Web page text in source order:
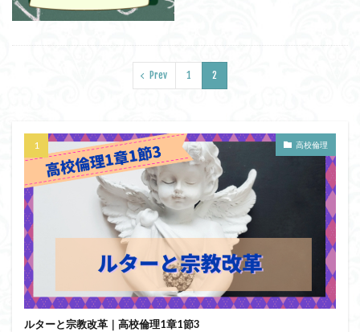
Prev 1 2
高校倫理
ルターと宗教改革｜高校倫理1章1節3
ベンヤミン
ペイ・フォワード
ボノボ
ポパー
マックス・ウェーバー
マルクス・ガブリエル
ラカン
ラッセル ランガージュ
ラング
リチャード・ランガム
リヴァイアサン
ルイ・アルチュセール
ルソー
レビット
レヴィ＝ストロース
ロバート・ヒース
万人の万人に対する闘争
魔法使いハウルと火の悪魔
検索